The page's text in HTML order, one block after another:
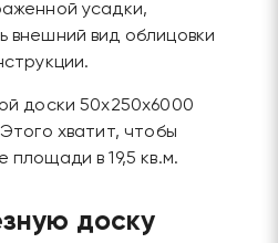
усадки,
внешний вид облицовки
доски 50х250х6000
хватит, чтобы
площади в 19,5 кв.м.
доску